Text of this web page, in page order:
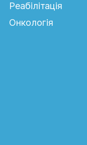
Реабілітація
Онкологія